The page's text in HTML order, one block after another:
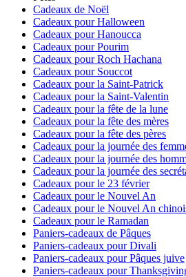
Cadeaux de Noël
Cadeaux pour Halloween
Cadeaux pour Hanoucca
Cadeaux pour Pourim
Cadeaux pour Roch Hachana
Cadeaux pour Souccot
Cadeaux pour la Saint-Patrick
Cadeaux pour la Saint-Valentin
Cadeaux pour la fête de la lune
Cadeaux pour la fête des mères
Cadeaux pour la fête des pères
Cadeaux pour la journée des
Cadeaux pour la journée des
Cadeaux pour la journée des
Cadeaux pour le 23 février
Cadeaux pour le Nouvel An
Cadeaux pour le Nouvel An
Cadeaux pour le Ramadan
Paniers-cadeaux de Pâques
Paniers-cadeaux pour Divali
Paniers-cadeaux pour Pâques juive
Paniers-cadeaux pour